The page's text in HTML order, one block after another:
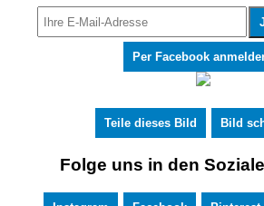
Per Facebook
Teile dieses Bild Bild
Folge uns in den